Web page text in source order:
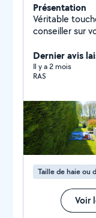
Présentation
Véritable
conseiller sur
Mon objectif
[éco]nomiques/logiques,
environnements plus
mais toujours sans
compétences : - Entretien, montage de
Entretien
Installation filtre à
meubles,
réparation
débouchage et
panneaux solaires - Conseil multi-domaines
non
vos envies,
Dernier avis
Il y a 2 mois
RAS
Taille de haie ou
Voir